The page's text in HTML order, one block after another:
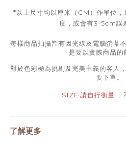
*以上尺寸均以厘米（CM）作單位
度，或會有3-5cm誤
每樣商品拍攝皆有因光線及電腦螢幕
是要以實際商品的
對於色彩極為挑剔及完美主義的客人
要下單。
SIZE 請自行衡量 ，
了解更多